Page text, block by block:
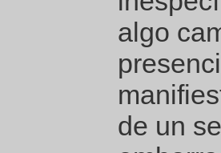
algo
de un